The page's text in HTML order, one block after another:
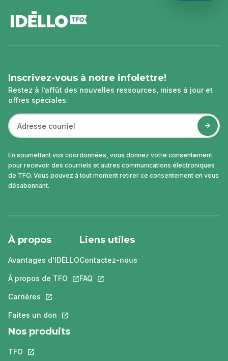
de
page
Inscrivez-vous à notre infolettre!
Restez à l’affût des nouvelles ressources, mises à jour et
offres spéciales.
En soumettant vos coordonnées, vous donnez votre consentement
pour recevoir des courriels et autres communications électroniques
de TFO. Vous pouvez à tout moment retirer ce consentement en vous
désabonnant.
À propos
Avantages d'IDÉLLO
À propos de TFO Ce lien s'ouvrira dans un nouvel onglet.
Carrières Ce lien s'ouvrira dans un nouvel onglet.
Faites un don Ce lien s'ouvrira dans un nouvel onglet.
Liens utiles
Contactez-nous
FAQ Ce lien s'ouvrira dans un nouvel
Nos produits
TFO Ce lien s'ouvrira dans un nouvel onglet.